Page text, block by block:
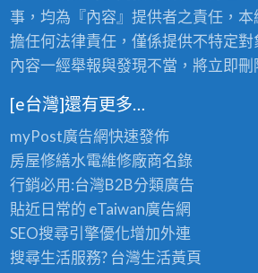
事，均為『內容』提供者之責任，
擔任何法律責任，僅係提供不特定
內容一經舉報與發現不當，將立即刪
[e台灣]還有更多…
myPost廣告網快速發佈
房屋修繕水電維修廠商名錄
行銷必用:台灣B2B分類廣告
貼近日常的 eTaiwan廣告網
SEO搜尋引擎優化增加外連
搜尋生活服務? 台灣生活黃頁